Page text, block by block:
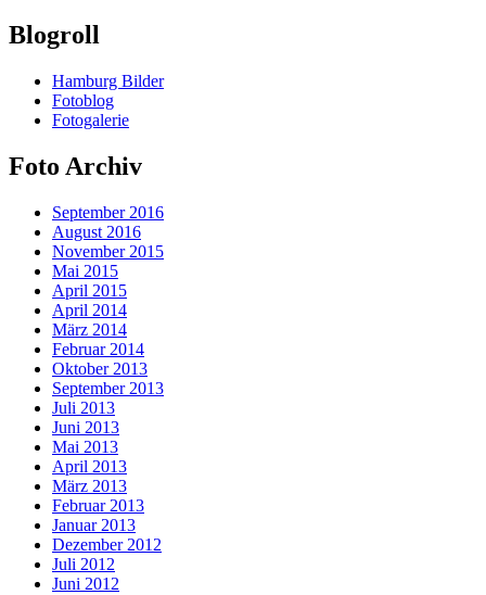
Blogroll
Hamburg Bilder
Fotoblog
Fotogalerie
Foto Archiv
September 2016
August 2016
November 2015
Mai 2015
April 2015
April 2014
März 2014
Februar 2014
Oktober 2013
September 2013
Juli 2013
Juni 2013
Mai 2013
April 2013
März 2013
Februar 2013
Januar 2013
Dezember 2012
Juli 2012
Juni 2012